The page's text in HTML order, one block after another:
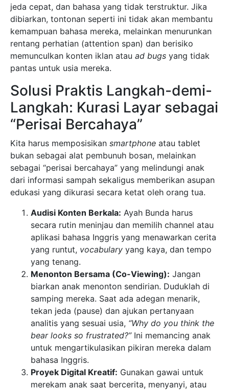
jeda cepat, dan bahasa yang tidak terstruktur. Jika
dibiarkan, tontonan seperti ini tidak akan membantu
kemampuan bahasa mereka, melainkan menurunkan
rentang perhatian (attention span) dan berisiko
memunculkan konten iklan atau ad bugs yang tidak
pantas untuk usia mereka.
Solusi Praktis Langkah-demi-
Langkah: Kurasi Layar sebagai
“Perisai Bercahaya”
Kita harus memposisikan smartphone atau tablet
bukan sebagai alat pembunuh bosan, melainkan
sebagai “perisai bercahaya” yang melindungi anak
dari informasi sampah sekaligus memberikan asupan
edukasi yang dikurasi secara ketat oleh orang tua.
Audisi Konten Berkala: Ayah Bunda harus
secara rutin meninjau dan memilih channel atau
aplikasi bahasa Inggris yang menawarkan cerita
yang runtut, vocabulary yang kaya, dan tempo
yang tenang.
Menonton Bersama (Co-Viewing): Jangan
biarkan anak menonton sendirian. Duduklah di
samping mereka. Saat ada adegan menarik,
tekan jeda (pause) dan ajukan pertanyaan
analitis yang sesuai usia, “Why do you think the
bear looks so frustrated?”Ini memancing anak
untuk mengartikulasikan pikiran mereka dalam
bahasa Inggris.
Proyek Digital Kreatif: Gunakan gawai untuk
merekam anak saat bercerita, menyanyi, atau